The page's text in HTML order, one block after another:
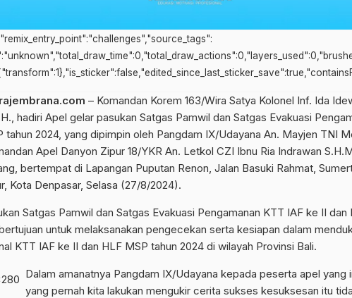
– Komandan Korem 163/Wira Satya Kolonel Inf. Ida
hadiri Apel gelar pasukan Satgas Pamwil dan Satgas Evakuasi
tahun 2024, yang dipimpin oleh Pangdam IX/Udayana An. Mayjen TNI
Apel Danyon Zipur 18/YKR An. Letkol CZI Ibnu Ria Indrawan
bertempat di Lapangan Puputan Renon, Jalan Basuki Rahmat,
Kota Denpasar, Selasa (27/8/2024).
Satgas Pamwil dan Satgas Evakuasi Pengamanan KTT IAF ke II dan
untuk melaksanakan pengecekan serta kesiapan dalam
KTT IAF ke II dan HLF MSP tahun 2024 di wilayah Provinsi Bali.
Dalam amanatnya Pangdam IX/Udayana kepada peserta apel yang
yang pernah kita lakukan mengukir cerita sukses kesuksesan itu